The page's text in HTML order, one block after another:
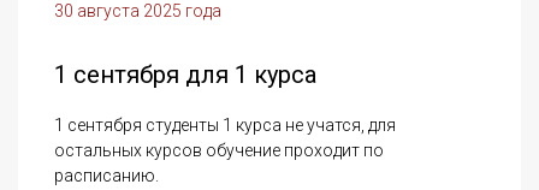
30 августа 2025 года
1 сентября для 1 курса
1 сентября студенты 1 курса не учатся, для
остальных курсов обучение проходит по
расписанию.